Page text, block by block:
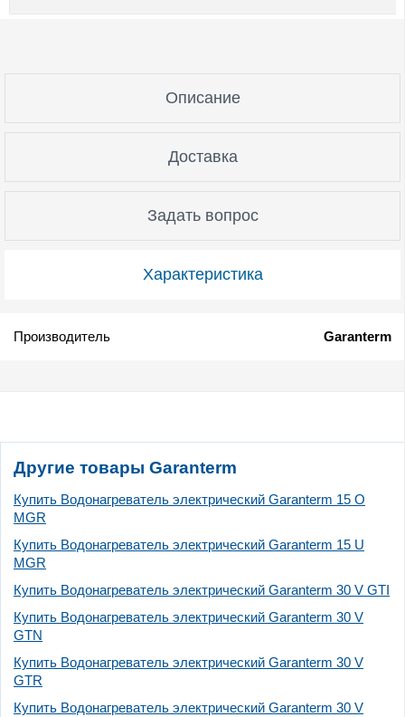
Характеристика
Описание
Доставка
Задать вопрос
Производитель Garanterm
Другие товары Garanterm
Купить Водонагреватель электрический Garanterm 15 O
MGR
Купить Водонагреватель электрический Garanterm 15 U
MGR
Купить Водонагреватель электрический Garanterm 30 V GTI
Купить Водонагреватель электрический Garanterm 30 V
GTN
Купить Водонагреватель электрический Garanterm 30 V
GTR
Купить Водонагреватель электрический Garanterm 30 V